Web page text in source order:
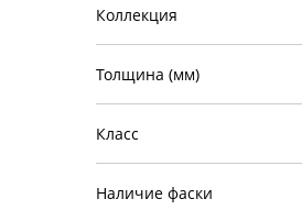
Коллекция
Толщина (мм)
Класс
Наличие фаски